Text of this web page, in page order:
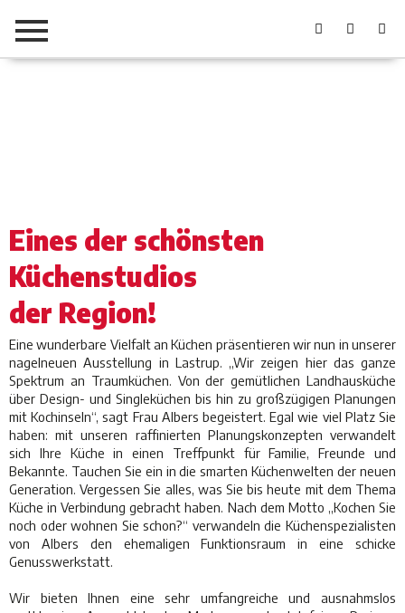
Eines der schönsten
Küchenstudios
der Region!
Eine wunderbare Vielfalt an Küchen präsentieren wir nun in unserer
nagelneuen Ausstellung in Lastrup. „Wir zeigen hier das ganze
Spektrum an Traumküchen. Von der gemütlichen Landhausküche
über Design- und Singleküchen bis hin zu großzügigen Planungen
mit Kochinseln“, sagt Frau Albers begeistert. Egal wie viel Platz Sie
haben: mit unseren raffinierten Planungskonzepten verwandelt
sich Ihre Küche in einen Treffpunkt für Familie, Freunde und
Bekannte. Tauchen Sie ein in die smarten Küchenwelten der neuen
Generation. Vergessen Sie alles, was Sie bis heute mit dem Thema
Küche in Verbindung gebracht haben. Nach dem Motto „Kochen Sie
noch oder wohnen Sie schon?“ verwandeln die Küchenspezialisten
von Albers den ehemaligen Funktionsraum in eine schicke
Genusswerkstatt.
Wir bieten Ihnen eine sehr umfangreiche und ausnahmslos